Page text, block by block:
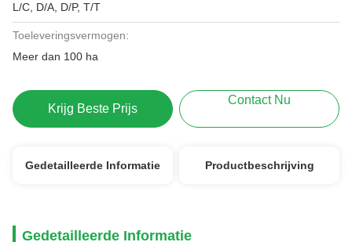
L/C, D/A, D/P, T/T
Toeleveringsvermogen:
Meer dan 100 ha
Krijg Beste Prijs
Contact Nu
Gedetailleerde Informatie Productbeschrijving
Gedetailleerde Informatie